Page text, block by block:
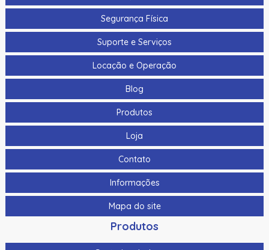
Segurança Física
Suporte e Serviços
Locação e Operação
Blog
Produtos
Loja
Contato
Informações
Mapa do site
Produtos